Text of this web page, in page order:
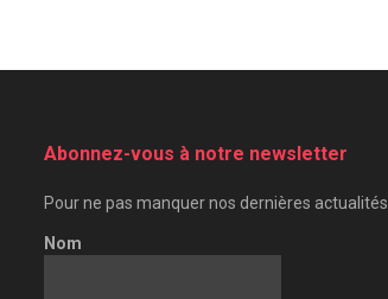
Abonnez-vous à notre newsletter
Pour ne pas manquer nos dernières actualités.
Nom